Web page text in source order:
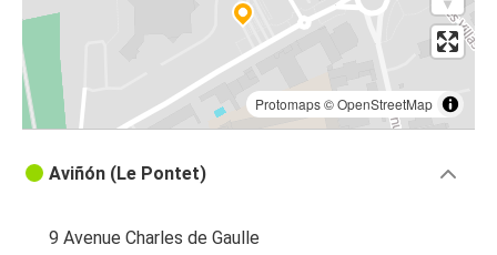
Protomaps©OpenStreetMap
Aviñón (Le Pontet)
9 Avenue Charles de Gaulle